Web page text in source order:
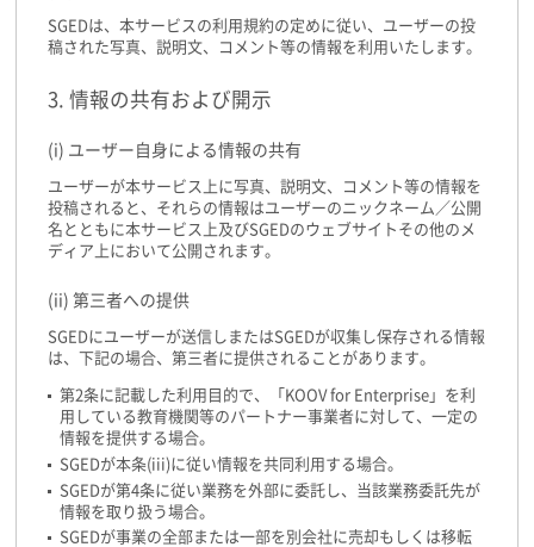
SGEDは、本サービスの利用規約の定めに従い、ユーザーの投
稿された写真、説明文、コメント等の情報を利用いたします。
3. 情報の共有および開示
(i) ユーザー自身による情報の共有
ユーザーが本サービス上に写真、説明文、コメント等の情報を
投稿されると、それらの情報はユーザーのニックネーム／公開
名とともに本サービス上及びSGEDのウェブサイトその他のメ
ディア上において公開されます。
(ii) 第三者への提供
SGEDにユーザーが送信しまたはSGEDが収集し保存される情報
は、下記の場合、第三者に提供されることがあります。
第2条に記載した利用目的で、「KOOV for Enterprise」を利
用している教育機関等のパートナー事業者に対して、一定の
情報を提供する場合。
SGEDが本条(iii)に従い情報を共同利用する場合。
SGEDが第4条に従い業務を外部に委託し、当該業務委託先が
情報を取り扱う場合。
SGEDが事業の全部または一部を別会社に売却もしくは移転